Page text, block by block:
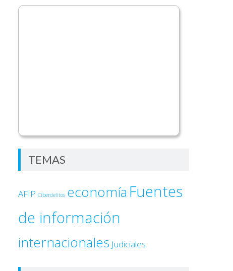
TEMAS
AFIP Ciberdelitos economía Fuentes
de información
internacionales Judiciales